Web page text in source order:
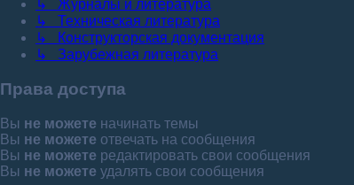
↳ Журналы и литература
↳ Техническая литература
↳ Конструкторская документация
↳ Зарубежная литература
Права доступа
Вы не можете начинать темы
Вы не можете отвечать на сообщения
Вы не можете редактировать свои сообщения
Вы не можете удалять свои сообщения